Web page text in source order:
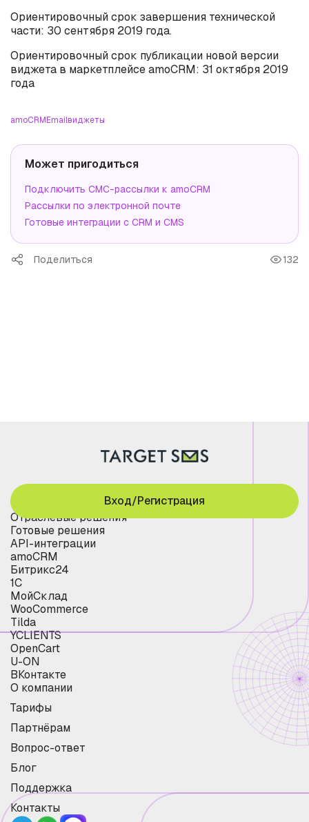
Ориентировочный срок завершения технической
части: 30 сентября 2019 года.
Ориентировочный срок публикации новой версии
виджета в маркетплейсе amoCRM: 31 октября 2019
года
amoCRMEmailвиджеты
Может пригодиться
Подключить СМС-рассылки к amoCRM
Рассылки по электронной почте
Готовые интеграции с CRM и CMS
Поделиться 132
Отраслевые решения
Готовые решения
API-интеграции
amoCRM
Битрикс24
1С
МойСклад
WooCommerce
Tilda
YCLIENTS
OpenCart
U-ON
ВКонтакте
О компании
Тарифы
Партнёрам
Вопрос-ответ
Блог
Поддержка
Контакты
Вход/Регистрация